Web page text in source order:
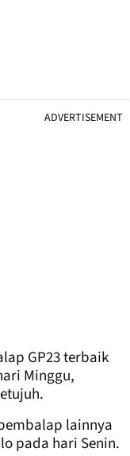
ADVERTISEMENT
GP23 terbaik
Minggu,
lainnya
pada hari Senin.